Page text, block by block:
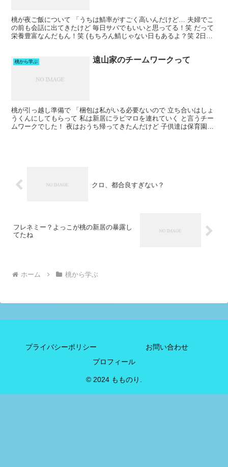
桃が夜ご飯について 「うちは鯖率がすごく高いんだけど… 夫婦でこ
の前も会話に出てきたけど 毎日サバでもいいと思ってる！笑 だって
栄養豊富なんだもん！笑 (もちろん鯖じゃない日もあるよ？笑 2日連
桃から学ぶ 遠山家のチームワークって
桃が引っ越し準備で 「梱包は私がいる必要ないので 立ち合いはしょ
うくんにしてもらって 私は新居にラピマロを連れていく と言うチー
ムワークでした！ 夜はおうち帰ってきたんだけど 子供達は保育園帰
クロ、都合良すぎない？
フレネミー？よっこが桃の新居の暴露し
てたね
ホーム 桃から学ぶ
プライバシーポリシー
お問い合わせ
プロフィール
© 2024 もものり.